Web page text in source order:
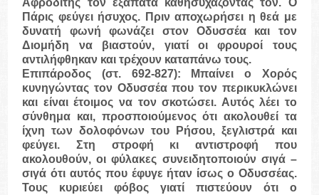
Αφροδίτης τον εξαπατά καθησυχάζοντάς τον. Ο
Πάρις φεύγει ήσυχος. Πριν αποχωρήσει η θεά με
δυνατή φωνή φωνάζει στον Οδυσσέα και τον
Διομήδη να βιαστούν, γιατί οι φρουροί τους
αντιλήφθηκαν και τρέχουν καταπάνω τους.
Επιπάροδος (στ. 692-827): Μπαίνει ο Χορός
κυνηγώντας τον Οδυσσέα που τον περικυκλώνει
και είναι έτοιμος να τον σκοτώσει. Αυτός λέει το
σύνθημα και, προσποιούμενος ότι ακολουθεί τα
ίχνη των δολοφόνων του Ρήσου, ξεγλιστρά και
φεύγει. Στη στροφή κι αντιστροφή που
ακολουθούν, οι φύλακες συνειδητοποιούν σιγά –
σιγά ότι αυτός που έφυγε ήταν ίσως ο Οδυσσέας.
Τους κυριεύει φόβος γιατί πιστεύουν ότι ο